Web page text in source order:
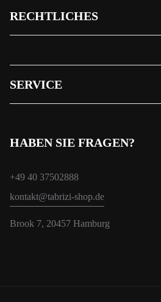
RECHTLICHES
SERVICE
HABEN SIE FRAGEN?
+49 40 37502888
kontakt@tabrizi-shop.de
Brook 7, 20457 Hamburg